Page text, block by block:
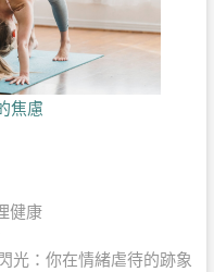
焦慮
健康
Next
post:
光：你在情緒虐待的跡象